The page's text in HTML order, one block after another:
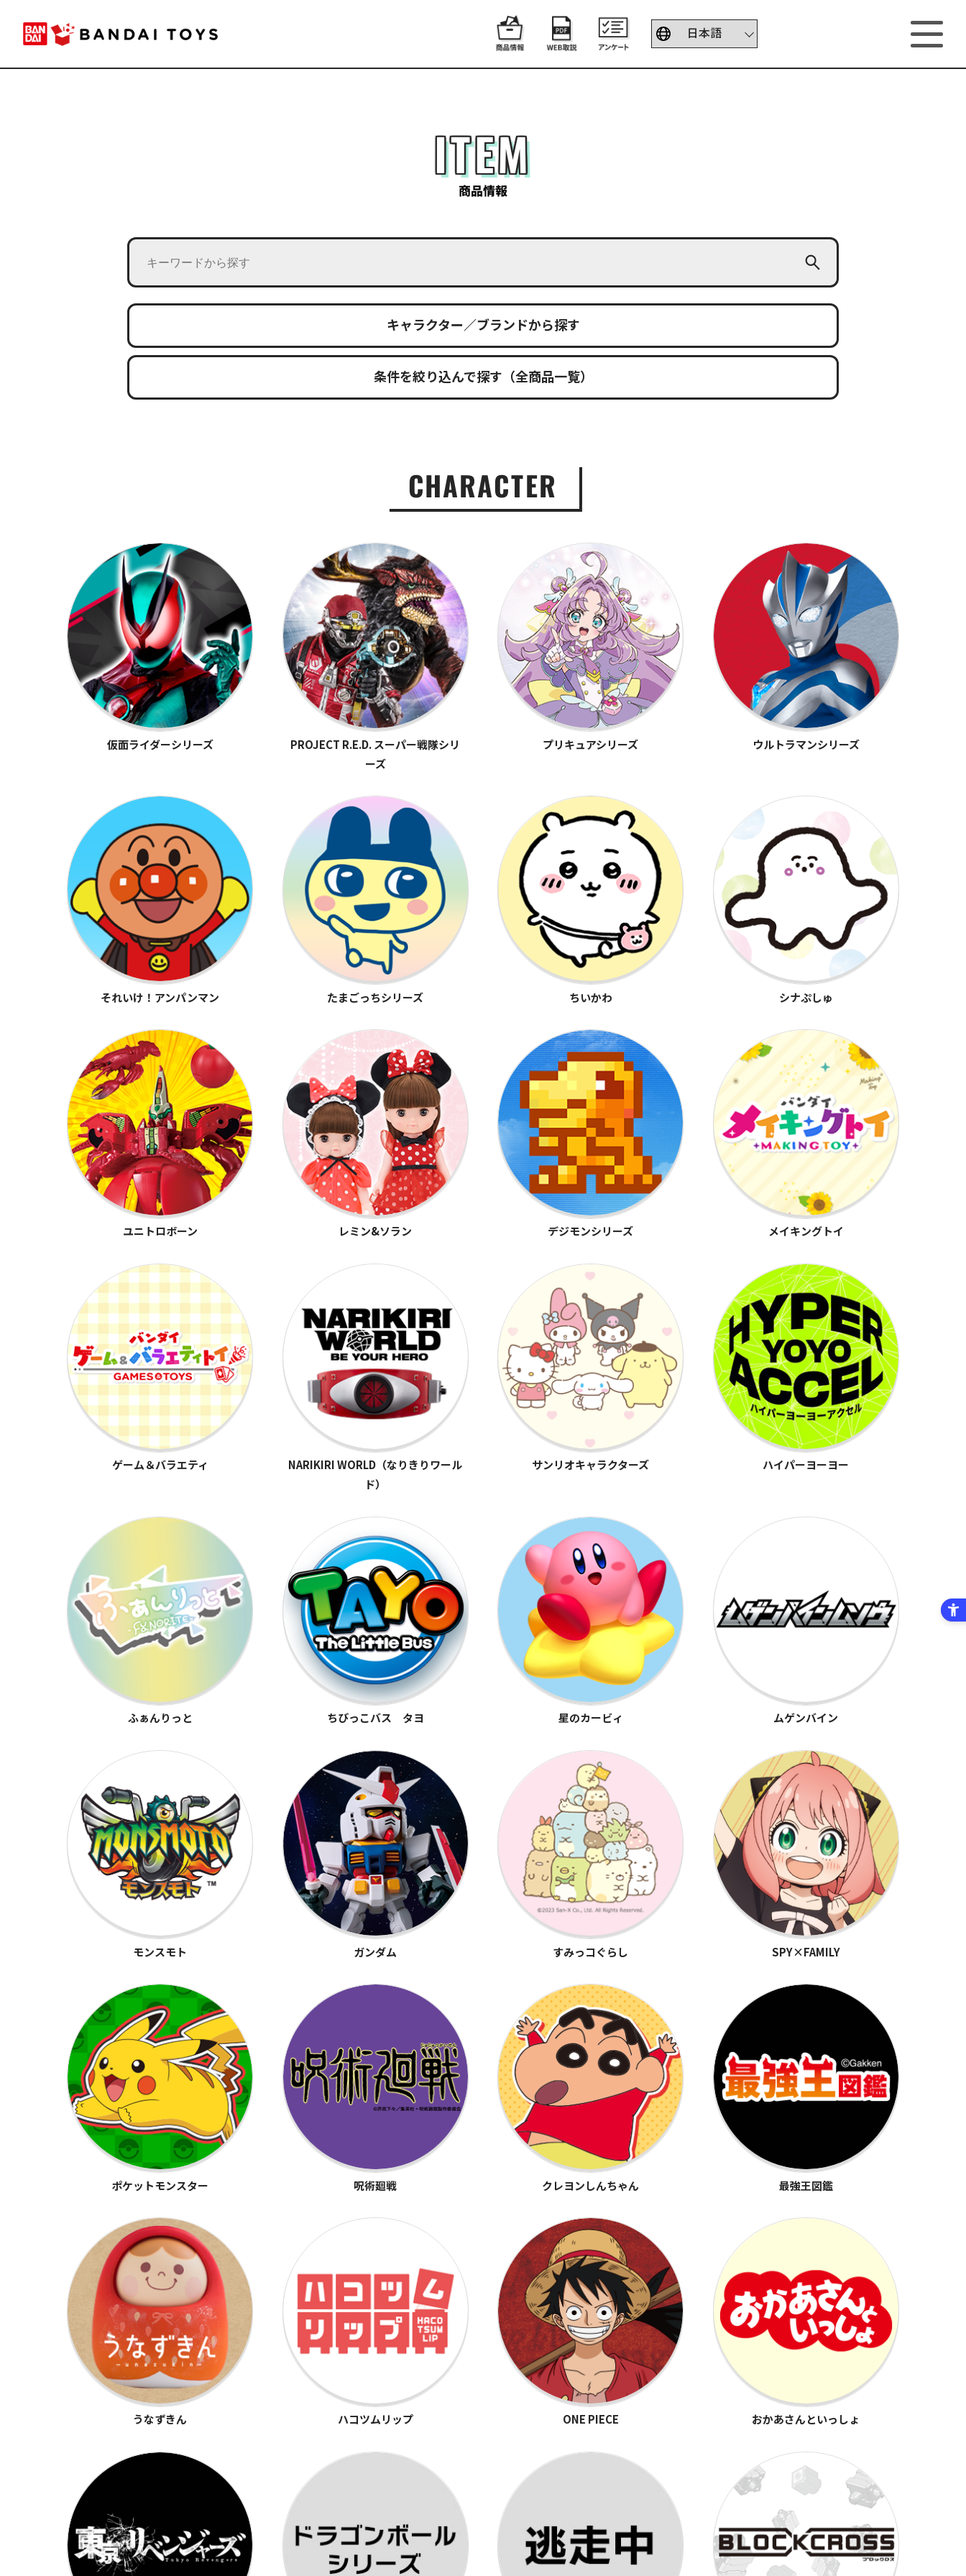
ITEM
商品情報
キャラクター／ブランドから探す
条件を絞り込んで探す（全商品一覧）
CHARACTER
仮面ライダーシリーズ
PROJECT R.E.D. スーパー戦隊シリ
ーズ
プリキュアシリーズ ウルトラマンシリーズ
それいけ！アンパンマン たまごっちシリーズ ちいかわ シナぷしゅ
ユニトロボーン レミン&ソラン デジモンシリーズ メイキングトイ
ゲーム＆バラエティ
NARIKIRI WORLD（なりきりワール
ド）
サンリオキャラクターズ ハイパーヨーヨー
ふぁんりっと ちびっこバス タヨ 星のカービィ ムゲンバイン
モンスモト ガンダム すみっコぐらし SPY×FAMILY
ポケットモンスター 呪術廻戦 クレヨンしんちゃん 最強王図鑑
うなずきん ハコツムリップ ONE PIECE おかあさんといっしょ